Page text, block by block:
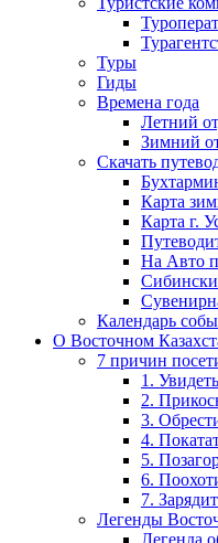
Туры
Гиды
Времена года
Летний
Зимний
Скачать
Карта
Карта г.
На Авто
Календарь
О Восточном
7 причин
1.
2.
3.
4.
5.
6.
7.
Легенды
Легенда